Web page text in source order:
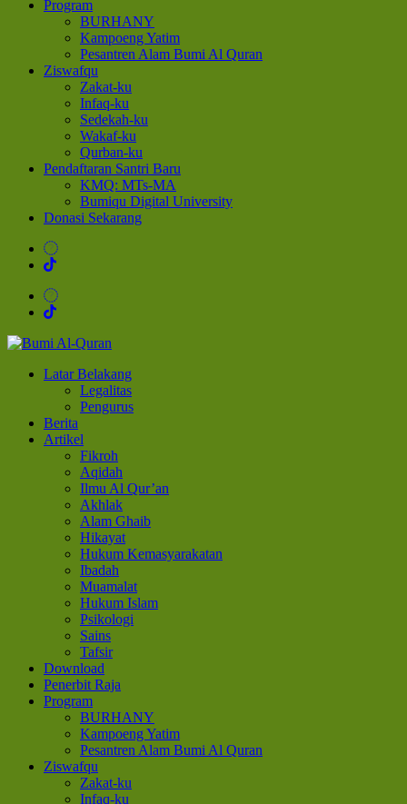
Program
BURHANY
Kampoeng Yatim
Pesantren Alam Bumi Al Quran
Ziswafqu
Zakat-ku
Infaq-ku
Sedekah-ku
Wakaf-ku
Qurban-ku
Pendaftaran Santri Baru
KMQ: MTs-MA
Bumiqu Digital University
Donasi Sekarang
Bumi Al-Quran
Sinergi Untuk Kebahagiaan Dunia-Akhirat
Latar Belakang
Legalitas
Pengurus
Berita
Artikel
Fikroh
Aqidah
Ilmu Al Qur’an
Akhlak
Alam Ghaib
Hikayat
Hukum Kemasyarakatan
Ibadah
Muamalat
Hukum Islam
Psikologi
Sains
Tafsir
Download
Penerbit Raja
Program
BURHANY
Kampoeng Yatim
Pesantren Alam Bumi Al Quran
Ziswafqu
Zakat-ku
Infaq-ku